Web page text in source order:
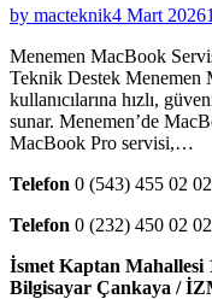
by macteknik4 Mart 2026
Menemen MacBook
Teknik Destek
kullanıcılarına hızlı,
sunar. Menemen’de
MacBook Pro servisi,…
Telefon 0 (543) 455 02 02
Telefon 0 (232) 450 02 02
İsmet Kaptan Mahallesi
Bilgisayar Çankaya /